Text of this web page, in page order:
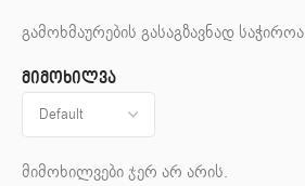
მიმოხილვა
მიმოხილვები ჯერ არ არის.
გამოხმაურების გასაგზავნად საჭიროა